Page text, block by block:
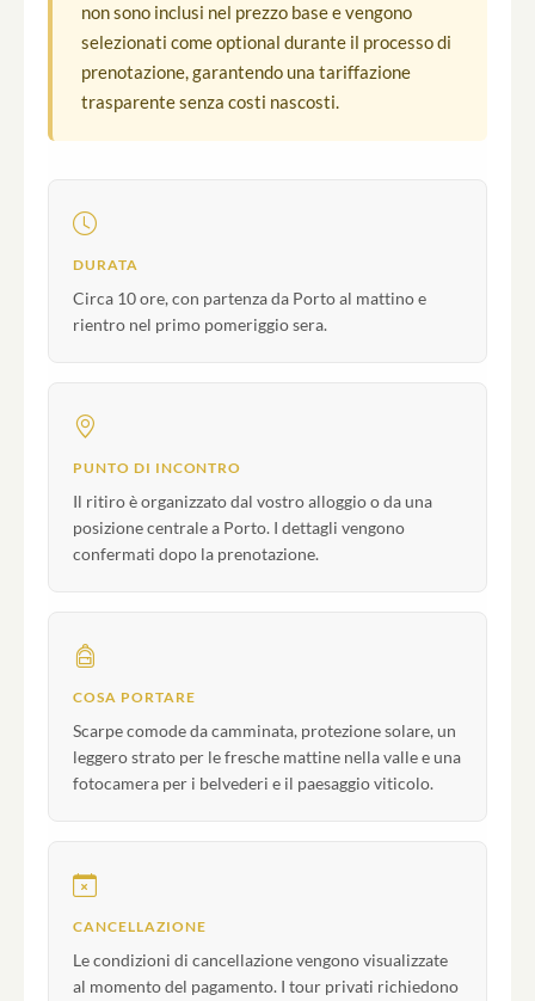
non sono inclusi nel prezzo base e vengono
selezionati come optional durante il processo di
prenotazione, garantendo una tariffazione
trasparente senza costi nascosti.
DURATA
Circa 10 ore, con partenza da Porto al mattino e
rientro nel primo pomeriggio sera.
PUNTO DI INCONTRO
Il ritiro è organizzato dal vostro alloggio o da una
posizione centrale a Porto. I dettagli vengono
confermati dopo la prenotazione.
COSA PORTARE
Scarpe comode da camminata, protezione solare, un
leggero strato per le fresche mattine nella valle e una
fotocamera per i belvederi e il paesaggio viticolo.
CANCELLAZIONE
Le condizioni di cancellazione vengono visualizzate
al momento del pagamento. I tour privati richiedono